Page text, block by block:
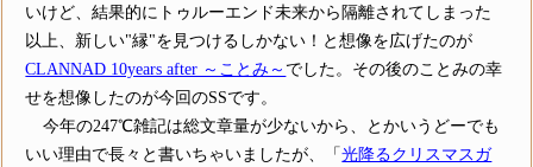
いけど、結果的にトゥルーエンド未来から隔離されてしまった
以上、新しい"縁"を見つけるしかない！と想像を広げたのが
CLANNAD 10years after ～ことみ～ でした。その後のことみの幸
せを想像したのが今回のSSです。
今年の247℃雑記は総文章量が少ないから、とかいうどーでも
いい理由で長々と書いちゃいましたが、「光降るクリスマスガ